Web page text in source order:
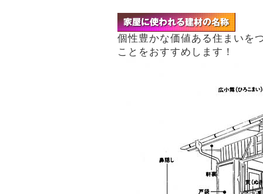
個性豊かな価値ある住まいを
ことをおすすめします！